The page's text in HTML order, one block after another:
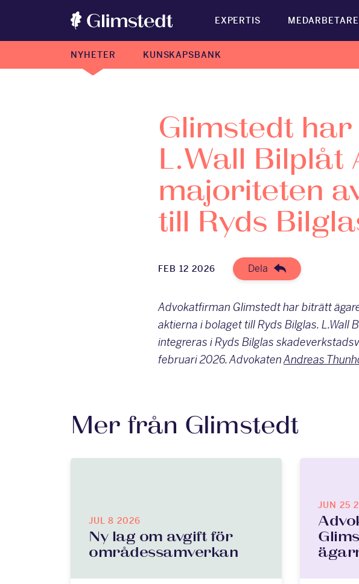
EXPERTIS MEDARBETARE
NYHETER KUNSKAPSBANK
Glimstedt
L.Wall Bilplåt
majoriteten
till Ryds
FEB 12 2026 Dela
Advokatfirman Glimstedt har biträtt
aktierna i bolaget till Ryds Bilglas.
integreras i Ryds Bilglas
februari 2026. AdvokatenAndreas
Mer från Glimstedt
JUL 8 2026
Ny lag om avgift för
områdessamverkan
JUN 25